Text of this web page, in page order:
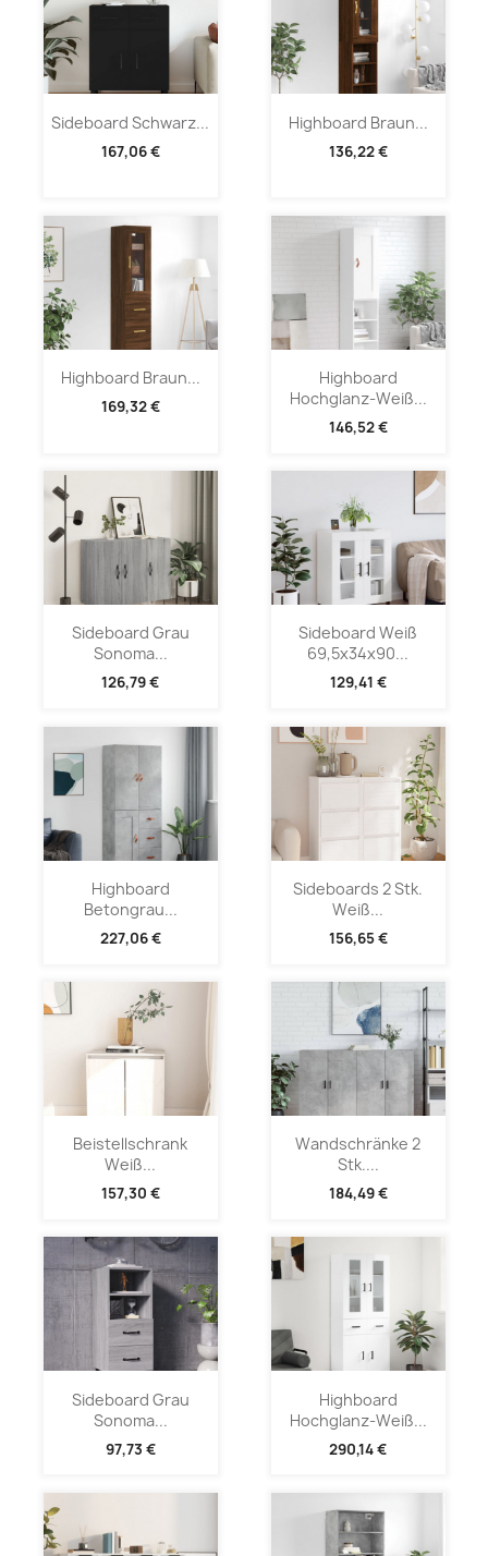
Sideboard Schwarz...
167,06 €
Highboard Braun...
136,22 €
Highboard Braun...
169,32 €
Highboard
Hochglanz-Weiß...
146,52 €
Sideboard Grau
Sonoma...
126,79 €
Sideboard Weiß
69,5x34x90...
129,41 €
Highboard
Betongrau...
227,06 €
Sideboards 2 Stk.
Weiß...
156,65 €
Beistellschrank
Weiß...
157,30 €
Wandschränke 2
Stk....
184,49 €
Sideboard Grau
Sonoma...
97,73 €
Highboard
Hochglanz-Weiß...
290,14 €